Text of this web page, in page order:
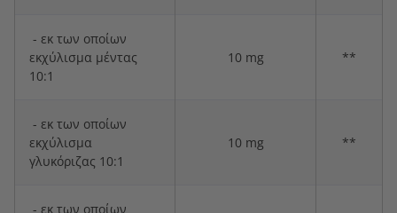
- εκ των οποίων
εκχύλισμα μέντας
10:1
10 mg **
- εκ των οποίων
εκχύλισμα
γλυκόριζας 10:1
10 mg **
- εκ των οποίων